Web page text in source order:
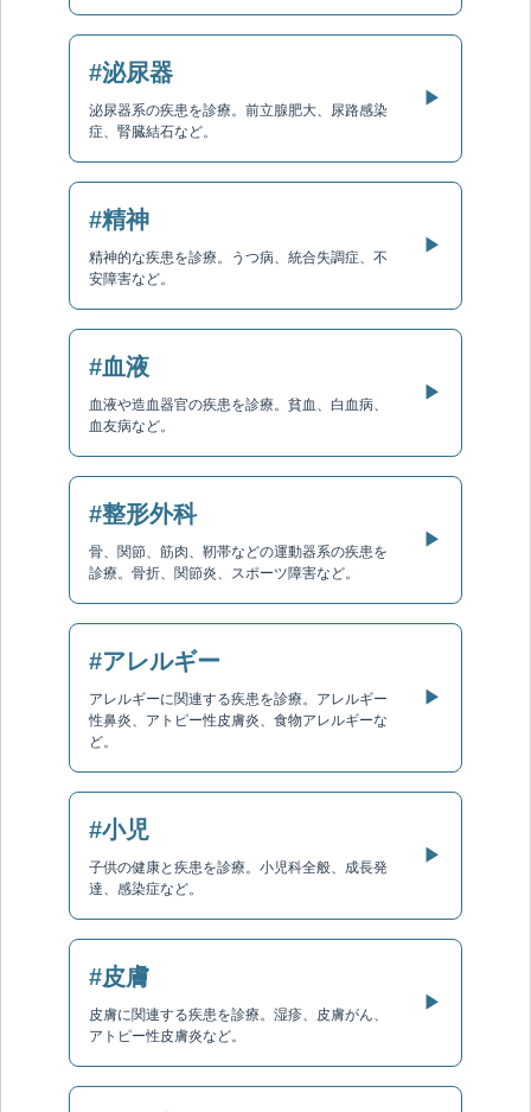
#泌尿器
泌尿器系の疾患を診療。前立腺肥大、尿路感染
症、腎臓結石など。
▶
#精神
精神的な疾患を診療。うつ病、統合失調症、不
安障害など。
▶
#血液
血液や造血器官の疾患を診療。貧血、白血病、
血友病など。
▶
#整形外科
骨、関節、筋肉、靭帯などの運動器系の疾患を
診療。骨折、関節炎、スポーツ障害など。
▶
#アレルギー
アレルギーに関連する疾患を診療。アレルギー
性鼻炎、アトピー性皮膚炎、食物アレルギーな
ど。
▶
#小児
子供の健康と疾患を診療。小児科全般、成長発
達、感染症など。
▶
#皮膚
皮膚に関連する疾患を診療。湿疹、皮膚がん、
アトピー性皮膚炎など。
▶